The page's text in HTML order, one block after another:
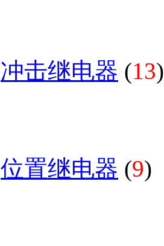
冲击继电器 (13)
位置继电器 (9)